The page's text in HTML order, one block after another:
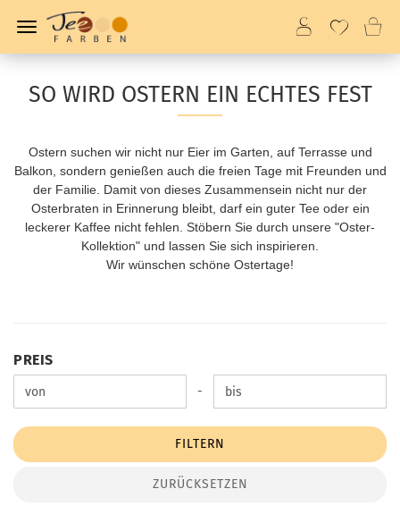
SO WIRD OSTERN EIN ECHTES FEST
Ostern suchen wir nicht nur Eier im Garten, auf Terrasse und
Balkon, sondern genießen auch die freien Tage mit Freunden und
der Familie. Damit von dieses Zusammensein nicht nur der
Osterbraten in Erinnerung bleibt, darf ein guter Tee oder ein
leckerer Kaffee nicht fehlen. Stöbern Sie durch unsere "Oster-
Kollektion" und lassen Sie sich inspirieren.
Wir wünschen schöne Ostertage!
PREIS
PREIS
Preis bis -
FILTERN
ZURÜCKSETZEN